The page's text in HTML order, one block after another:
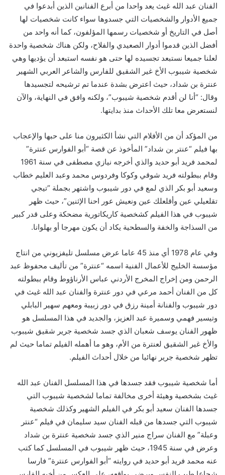
الفنان عبد الله غيث يعد واحدا من أبرع الفنانين الذين أبدعوا في
جميع الأدوار والشخصيات التي جسدوها سواء كانت شخصيات لها
أصل في التاريخ أو شخصيات رسمها المؤلفون، كما أنه واحد من
أفضل الذين قدموا أدوار الصعيدي والفلاح، ولكن هناك شخصية واحدة
لعلنا جميعا نستبعد تجسيده لها حتى هو نفسه استبعد أن يؤديها وهي
شخصية شيبوب الأخ غير الشقيق للفارس والشاعر العربي الشهير
عنترة بن شداد، حيث اعترض بشدة عندما تم ترشيحه لتجسيدها
وقال: “أنا لن أقدم شخصية شيبوب”، ولكنه وافق في النهاية، والآن
لنستعرض معا تلك الأحداث منذ بدايتها.
من المؤكد أن من الأفلام التي نشأ الكثيرون منا على حبها والإعجاب
بها فيلم “عنتر بن شداد” المأخوذ عن قصة “أبو الفوارس عنترة”
لمحمد فريد أبو حديد والذي أخرجه نيازي مصطفى في سنة 1961
وقام ببطولته فريد شوقي وكوكا وفردوس محمد وعبد العليم خطاب
وسعيد أبو بكر الذي لمع في دور شيبوب واشتهر بجملة “تيجي
تقلعيلي عين وأقلعلك عين ونعيش عور احنا الإثنين”، حيث ظهر
شيبوب في هذا الفيلم كشخصية كاريكاتورية مضحكة وعلى قدر كبير
من السذاجة والخفة والسطحية يكاد أن يكون مهرجا أو بهلوانا.
وفي عام 1978 أي منذ 45 عاما عرض مسلسل تليفزيوني من انتاج
مؤسسة الخليج للأعمال الفنية اسمه “عنترة” من تأليف محفوظ عبد
الرحمن ومن إخراج المخرج الأردني عباس الأرناؤوط وقام ببطولته
كل من الفنان أحمد مرعي في دور عنترة والفنان عبد الله غيث في
دور شيبوب والفنانة أمينة رزق في دور زبيبة ومعهم سهير البابلي
وتيسير فهمي وسميرة عبد العزيز، والجديد في هذا المسلسل هو
ظهور الفنان يوسف شعبان الذي جسد شخصية جرير شقيق شيبوب
والأخ غير الشقيق لعنترة من الأم، وهو ما أهمله الفيلم تماما حيث لم
تظهر شخصية جرير نهائيا من خلال أحداث الفيلم.
أما شخصية شيبوب فقد جسدها في هذا المسلسل الفنان عبد الله
غيث بشخصية وهيئة أخرى مخالفة تماما لشخصية شيبوب التي
جسدها الفنان سعيد أبو بكر في الفيلم الشهير وكذلك شخصية
شيبوب التي جسدها من قبله الفنان سيد سليمان في فيلم “عنتر
وعبلة” مع الفنان سراج منير الذي جسد شخصية عنترة بن شداد
وعرض في سنة 1945، حيث ظهر شيبوب في المسلسل كما كتب
عنه محمد فريد أبو حديد في روايته “أبو الفوارس عنترة” فارسا